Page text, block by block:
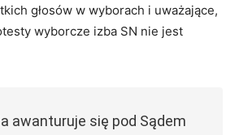
głosów w wyborach i uważające,
wyborcze izba SN nie jest
awanturuje się pod Sądem